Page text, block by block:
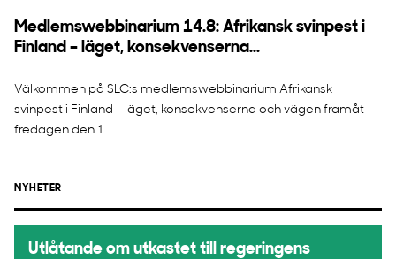
Medlemswebbinarium 14.8: Afrikansk svinpest i
Finland – läget, konsekvenserna...
Välkommen på SLC:s medlemswebbinarium Afrikansk
svinpest i Finland – läget, konsekvenserna och vägen framåt
fredagen den 1...
NYHETER
Utlåtande om utkastet till regeringens